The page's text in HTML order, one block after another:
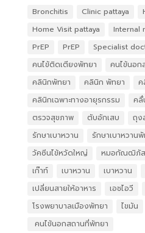
Bronchitis Clinic pattaya
Home Visit pattaya
Internal
PrEP
PrEP Specialist
คนไข้ติดเตียงพัทยา
คนไข้นอก
คลินิกพัทยา
คลินิก พัทยา
ค
คลินิกเฉพาะทางอายุรกรรม
คลื่
ตรวจสุขภาพ
ตับอักเสบ ถุง
รักษาเบาหวาน
รักษาเบาหวาน
วัคซีนไข้หวัดใหญ่
หมอกัณฒิภั
เก๊าท์
เบาหวาน เบาหวาน
เปลี่ยนสายให้อาหาร
เอชไอวี
โรงพยาบาลเมืองพัทยา
ไขมัน
​ คนไข้นอกสถานที่พัทยา